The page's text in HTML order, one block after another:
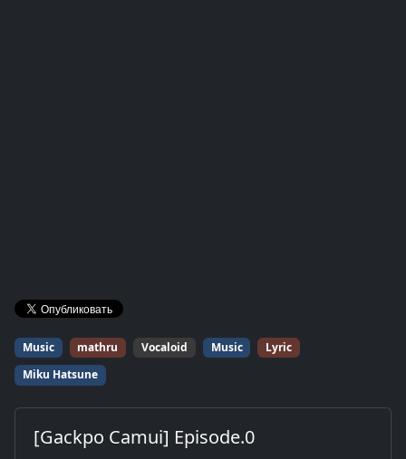
Music mathru Vocaloid Music
Lyric
Miku Hatsune
[Gackpo Camui] Episode.0